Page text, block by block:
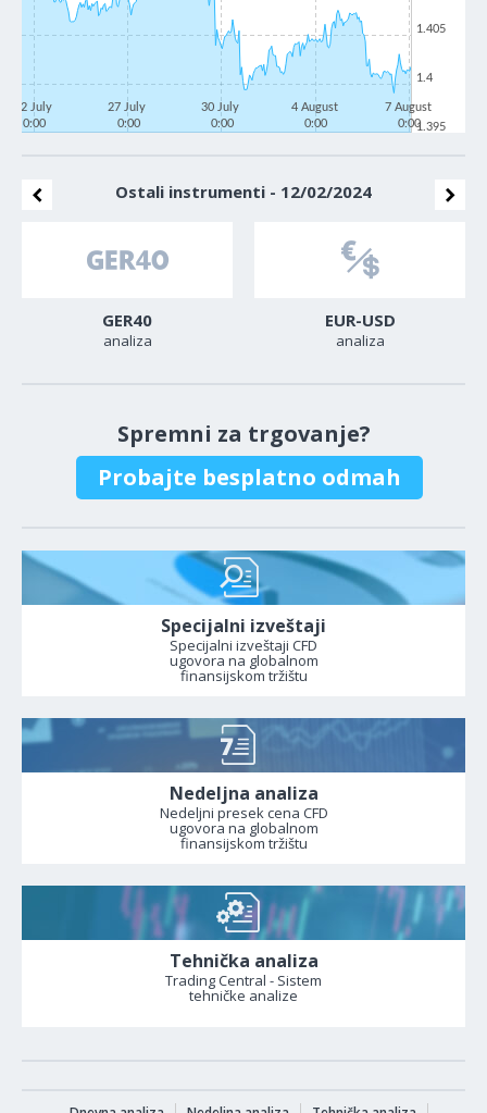
22 July
0:00
27 July
0:00
30 July
0:00
4 August
0:00
7 August
0:001.395
1.4
1.405
Ostali instrumenti - 12/02/2024
GER40
analiza
EUR-USD
analiza
Spremni za trgovanje?
Probajte besplatno odmah
Specijalni izveštaji
Specijalni izveštaji CFD
ugovora na globalnom
finansijskom tržištu
Nedeljna analiza
Nedeljni presek cena CFD
ugovora na globalnom
finansijskom tržištu
Tehnička analiza
Trading Central - Sistem
tehničke analize